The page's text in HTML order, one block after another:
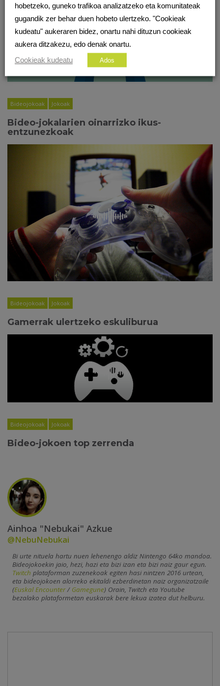
Bideojokoak Jokoak
Bideo-jokalarien oinarrizko ikus-
entzunezkoak
Bideojokoak Jokoak
Gamerrak ulertzeko eskuliburua
Bideojokoak Jokoak
Bideo-jokoen top zerrenda
Ainhoa "Nebukai" Azkue
@NebuNebukai
Bi urte nituela hartu nuen lehenengo aldiz Nintengo 64ko mandoa.
Bideojokoekin jaio, hezi, hazi eta bizi izan eta bizi naiz gaur egun.
Twitch plataforman zuzenekoak egiten hasi nintzen 2016 urtean,
eta bideojokoen alorreko ekitaldi ezberdinetan naiz organizatzaile
(Euskal Encounter/ Gamegune) Orain, Twitch eta Youtube
bezalako plataformetan euskarak bere lekua izatea dut helburu.
hobetzeko, guneko trafikoa analizatzeko eta komunitateak
gugandik zer behar duen hobeto ulertzeko. "Cookieak
kudeatu" aukeraren bidez, onartu nahi dituzun cookieak
aukera ditzakezu, edo denak onartu.
Cookieak kudeatu
Ados